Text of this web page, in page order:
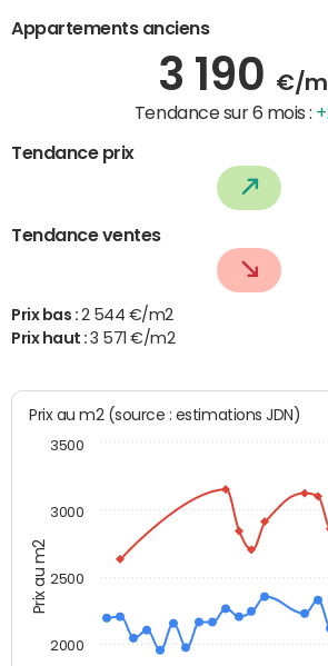
Appartements anciens
3 190 €/
Tendance sur 6 mois :
Tendance prix
Tendance ventes
Prix bas : 2 544 €/m2
Prix haut :3 571 €/m2
Prix au m2
Prix au m2 (source : estimations JDN)
2000
2500
3000
3500